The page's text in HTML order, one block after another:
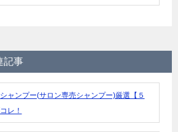
記事
ャンプー(サロン専売シャンプー)厳選【５
レ！